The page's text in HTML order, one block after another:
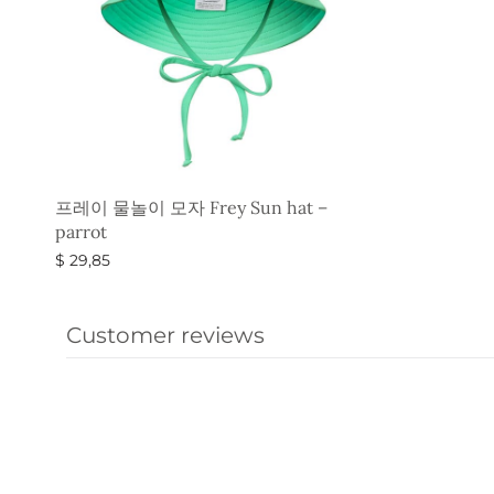
프레이 물놀이 모자 Frey Sun hat –
parrot
$ 29,85
Customer reviews